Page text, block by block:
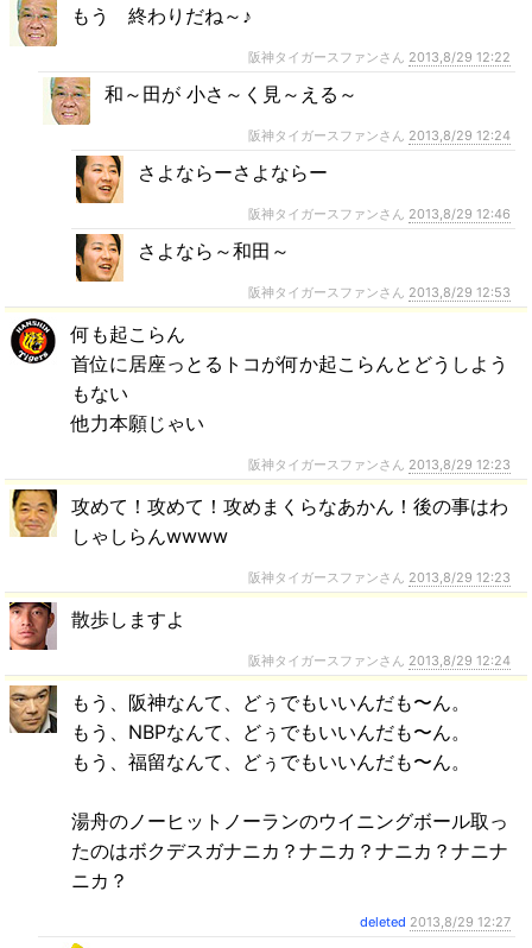
もう 終わりだね～♪
阪神タイガースファンさん 2013,8/29 12:22
和～田が 小さ～く見～える～
阪神タイガースファンさん 2013,8/29 12:24
さよならーさよならー
阪神タイガースファンさん 2013,8/29 12:46
さよなら～和田～
阪神タイガースファンさん 2013,8/29 12:53
何も起こらん
首位に居座っとるトコが何か起こらんとどうしよう
もない
他力本願じゃい
阪神タイガースファンさん 2013,8/29 12:23
攻めて！攻めて！攻めまくらなあかん！後の事はわ
しゃしらんwwww
阪神タイガースファンさん 2013,8/29 12:23
散歩しますよ
阪神タイガースファンさん 2013,8/29 12:24
もう、阪神なんて、どぅでもいいんだも〜ん。
もう、NBPなんて、どぅでもいいんだも〜ん。
もう、福留なんて、どぅでもいいんだも〜ん。
湯舟のノーヒットノーランのウイニングボール取っ
たのはボクデスガナニカ？ナニカ？ナニカ？ナニナ
ニカ？
deleted 2013,8/29 12:27